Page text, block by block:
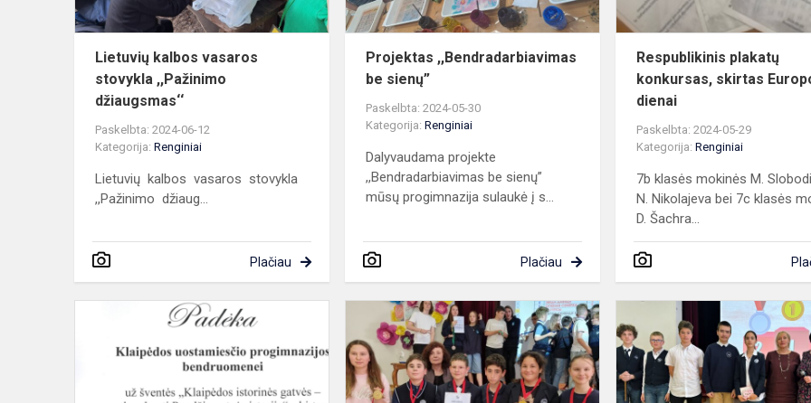
Lietuvių kalbos vasaros
stovykla ,,Pažinimo
džiaugsmas‘‘
Paskelbta: 2024-06-12
Kategorija: Renginiai
Lietuvių kalbos vasaros stovykla
,,Pažinimo džiaug...
Plačiau
Projektas ,,Bendradarbiavimas
be sienų”
Paskelbta: 2024-05-30
Kategorija:Renginiai
Dalyvaudama projekte
,,Bendradarbiavimas be sienų”
mūsų progimnazija sulaukė į s...
Plačiau
Respublikinis plakatų
konkursas, skirtas
dienai
Paskelbta: 2024-05-29
Kategorija:Renginiai
7b klasės mokinės M.
N. Nikolajeva bei 7c klasės
D. Šachra...
Dalyvavimas
bendruomenės
šventėje
,,Klaipėdos
istorinės
Viktorina
–
konkursas
,,Velykinė
puokštė”